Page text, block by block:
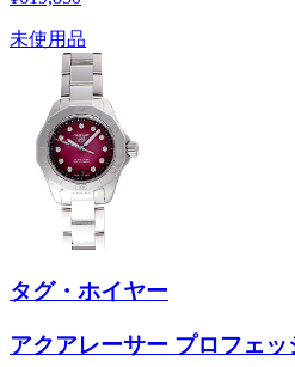
未使用品
タグ・ホイヤー
アクアレーサー プロフェッ